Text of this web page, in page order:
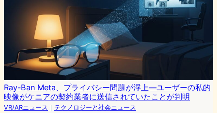
Ray-Ban Meta、プライバシー問題が浮上—ユーザーの私的
映像がケニアの契約業者に送信されていたことが判明
VR/ARニュース ｜ テクノロジーと社会ニュース